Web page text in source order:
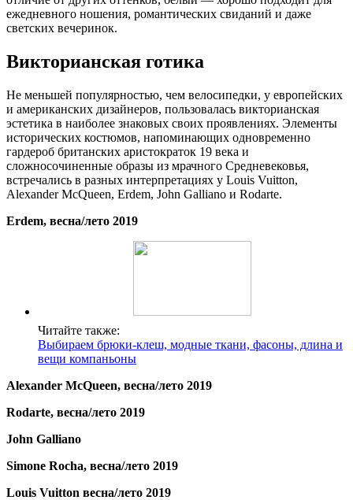
ежедневного ношения, романтических свиданий и даже
светских вечеринок.
Викторианская готика
Не меньшей популярностью, чем велосипедки, у европейских
и американских дизайнеров, пользовалась викторианская
эстетика в наиболее знаковых своих проявлениях. Элементы
исторических костюмов, напоминающих одновременно
гардероб британских аристократок 19 века и
сложносочиненные образы из мрачного Средневековья,
встречались в разных интерпретациях у Louis Vuitton,
Alexander McQueen, Erdem, John Galliano и Rodarte.
Erdem, весна/лето 2019
Читайте также:
Выбираем брюки-клеш, модные ткани, фасоны, длина и
вещи компаньоны
Alexander McQueen, весна/лето 2019
Rodarte, весна/лето 2019
John Galliano
Simone Rocha, весна/лето 2019
Louis Vuitton весна/лето 2019